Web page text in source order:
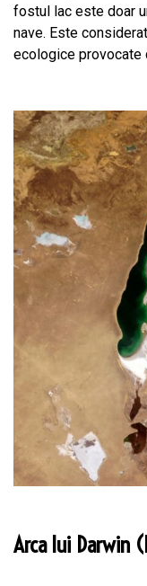
fostul lac este doar
nave. Este
ecologice provocate
Arca lui Darwin